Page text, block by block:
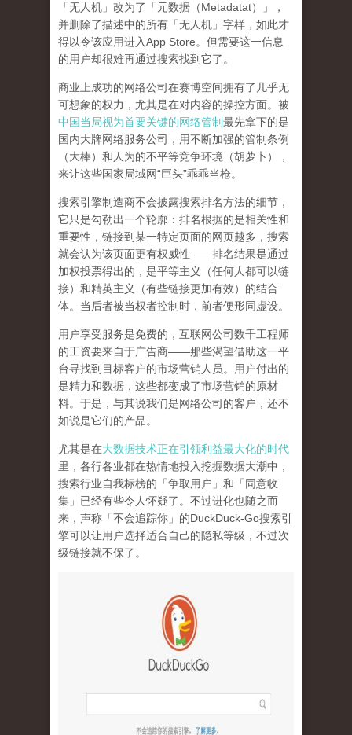
「无人机」改为了「元数据（Metadatat）」，
并删除了描述中的所有「无人机」字样，如此才
得以令该应用进入App Store。但需要这一信息
的用户却很难再通过搜索找到它了。
商业上成功的网络公司在赛博空间拥有了几乎无
可想象的权力，尤其是在对内容的操控方面。被
中国当局视为首要关键的网络管制最先拿下的是
国内大牌网络服务公司 ，用不断加强的管制条例
（大棒）和人为的不平等竞争环境（胡萝卜），
来让这些国家局域网“巨头”乖乖当枪。
搜索引擎制造商不会披露搜索排名方法的细节，
它只是勾勒出一个轮廓：排名根据的是相关性和
重要性，链接到某一特定页面的网页越多，搜索
就会认为该页面更有权威性——排名结果是通过
加权投票得出的，是平等主义（任何人都可以链
接）和精英主义（有些链接更加有效）的结合
体。 当后者被当权者控制时，前者便形同虚设。
用户享受服务是免费的，互联网公司数千工程师
的工资要来自于广告商——那些渴望借助这一平
台寻找到目标客户的市场营销人员。用户付出的
是精力和数据，这些都变成了市场营销的原材
料。于是， 与其说我们是网络公司的客户，还不
如说是它们的产品。
尤其是在大数据技术正在引领利益最大化的时代
里，各行各业都在热情地投入挖掘数据大潮中，
搜索行业自我标榜的「争取用户」和「同意收
集」已经有些令人怀疑了。不过进化也随之而
来，声称「不会追踪你」的DuckDuck-Go搜索引
擎可以让用户选择适合自己的隐私等级，不过次
级链接就不保了。